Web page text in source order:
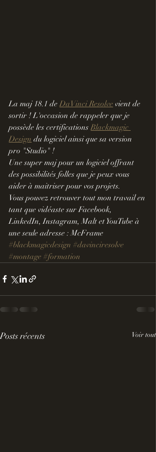
La maj 18.1 de DaVinci Resolve vient de
sortir ! L'occasion de rappeler que je
possède les certifications Blackmagic
Design du logiciel ainsi que sa version
pro "Studio" !
Une super maj pour un logiciel offrant
des possibilités folles que je peux vous
aider à maitriser pour vos projets.
Vous pouvez retrouver tout mon travail en
tant que vidéaste sur Facebook,
LinkedIn, Instagram, Malt et YouTube à
une seule adresse : McFrame
#blackmagicdesign #davinciresolve
#montage #formation
Posts récents Voir tout